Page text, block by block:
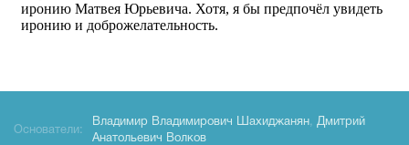
Основатели:
Владимир Владимирович Шахиджанян, Дмитрий
Анатольевич Волков